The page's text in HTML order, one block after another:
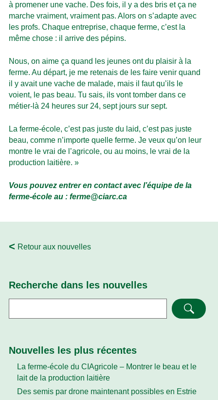
à promener une vache. Des fois, il y a des bris et ça ne
marche vraiment, vraiment pas. Alors on s’adapte avec
les profs. Chaque entreprise, chaque ferme, c’est la
même chose : il arrive des pépins.
Nous, on aime ça quand les jeunes ont du plaisir à la
ferme. Au départ, je me retenais de les faire venir quand
il y avait une vache de malade, mais il faut qu’ils le
voient, le pas beau. Tu sais, ils vont tomber dans ce
métier-là 24 heures sur 24, sept jours sur sept.
La ferme-école, c’est pas juste du laid, c’est pas juste
beau, comme n’importe quelle ferme. Je veux qu’on leur
montre le vrai de l’agricole, ou au moins, le vrai de la
production laitière. »
Vous pouvez entrer en contact avec l’équipe de la
ferme-école au : ferme@ciarc.ca
Retour aux nouvelles
Recherche dans les nouvelles
Recherche
Nouvelles les plus récentes
La ferme-école du CIAgricole – Montrer le beau et le
lait de la production laitière
Des semis par drone maintenant possibles en Estrie